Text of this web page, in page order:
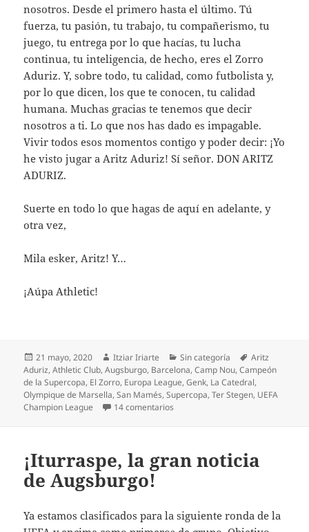
nosotros. Desde el primero hasta el último. Tú
fuerza, tu pasión, tu trabajo, tu compañerismo, tu
juego, tu entrega por lo que hacías, tu lucha
continua, tu inteligencia, de hecho, eres el Zorro
Aduriz. Y, sobre todo, tu calidad, como futbolista y,
por lo que dicen, los que te conocen, tu calidad
humana. Muchas gracias te tenemos que decir
nosotros a ti. Lo que nos has dado es impagable.
Vivir todos esos momentos contigo y poder decir: ¡Yo
he visto jugar a Aritz Aduriz! Sí señor. DON ARITZ
ADURIZ.
Suerte en todo lo que hagas de aquí en adelante, y
otra vez,
Mila esker, Aritz! Y…
¡Aúpa Athletic!
Publicado
el
21 mayo, 2020 Autor
Itziar Iriarte Categorías
Sin categoría Etiquetas
Aritz
Aduriz,Athletic Club,Augsburgo, Barcelona,Camp Nou,Campeón
de la Supercopa, El Zorro, Europa League,Genk, La Catedral,
Olympique de Marsella,San Mamés,Supercopa,Ter Stegen, UEFA
Champion League
14 comentarios
¡Iturraspe, la gran noticia
de Augsburgo!
Ya estamos clasificados para la siguiente ronda de la